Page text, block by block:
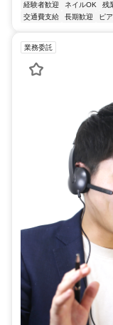
経験者歓迎
ネイルOK 残
交通費支給
長期歓迎 ピ
業務委託